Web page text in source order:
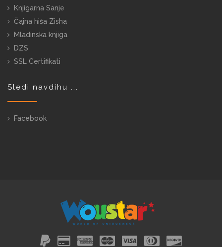
Knjigarna Sanje
Čajna hiša Zisha
Mladinska knjiga
DZS
SSL Certifikati
Sledi navdihu ...
Facebook